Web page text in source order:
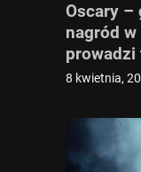
Oscary –
nagród
prowadzi
online i w
8 kwietnia,